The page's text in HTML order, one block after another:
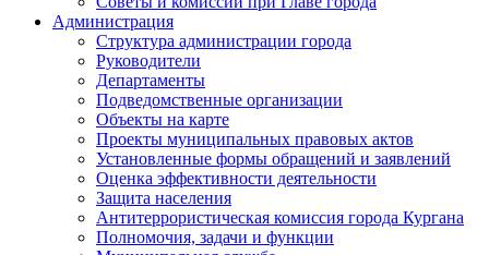
Администрация
Структура администрации города
Руководители
Департаменты
Подведомственные организации
Объекты на карте
Проекты муниципальных правовых актов
Установленные формы обращений и заявлений
Оценка эффективности деятельности
Защита населения
Антитеррористическая комиссия города Кургана
Полномочия, задачи и функции